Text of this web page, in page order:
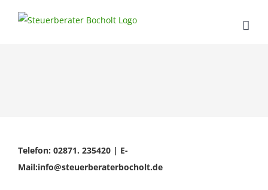
Telefon: 02871. 235420 | E-
Mail:info@steuerberaterbocholt.de